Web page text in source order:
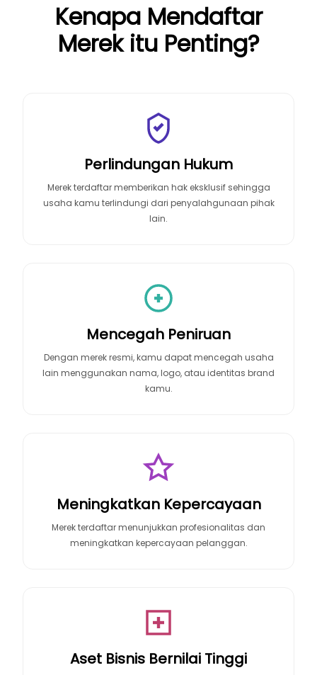
Kenapa Mendaftar
Merek itu Penting?
Perlindungan Hukum
Merek terdaftar memberikan hak eksklusif sehingga
usaha kamu terlindungi dari penyalahgunaan pihak
lain.
Mencegah Peniruan
Dengan merek resmi, kamu dapat mencegah usaha
lain menggunakan nama, logo, atau identitas brand
kamu.
Meningkatkan Kepercayaan
Merek terdaftar menunjukkan profesionalitas dan
meningkatkan kepercayaan pelanggan.
Aset Bisnis Bernilai Tinggi